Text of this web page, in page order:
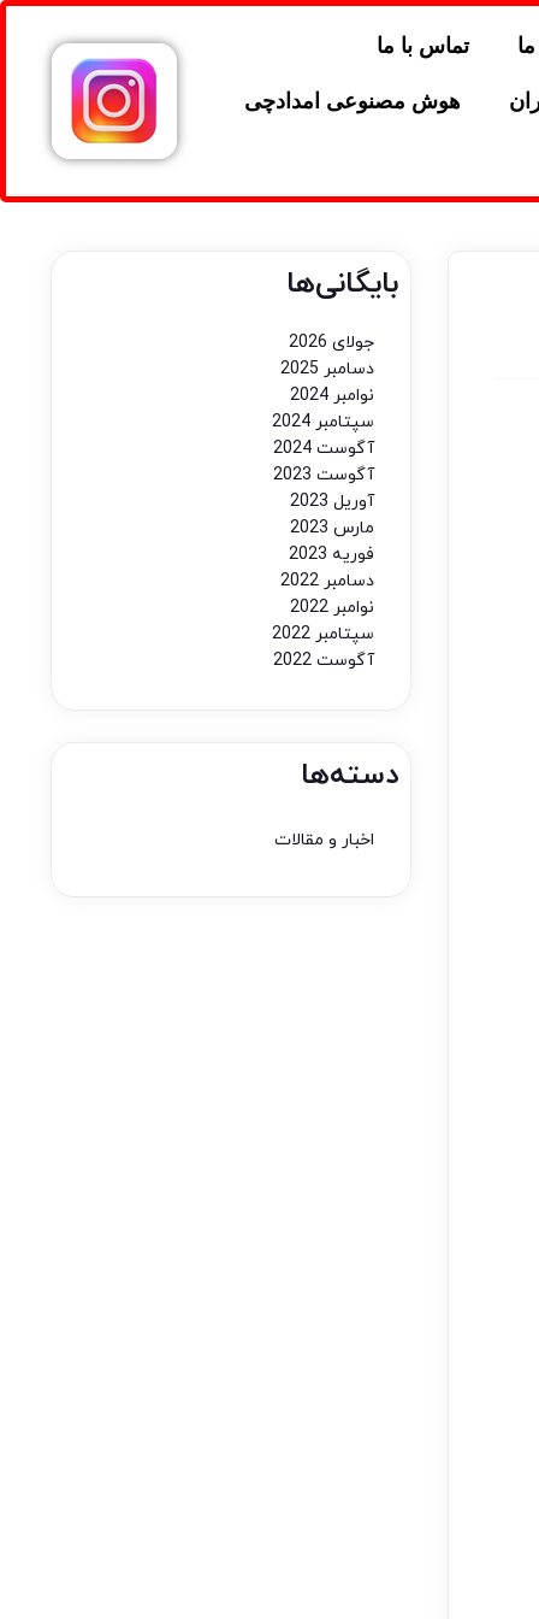
تماس با ما
هوش مصنوعی امدادچی
بایگانی‌ها
جولای 2026
دسامبر 2025
نوامبر 2024
سپتامبر 2024
آگوست 2024
آگوست 2023
آوریل 2023
مارس 2023
فوریه 2023
دسامبر 2022
نوامبر 2022
سپتامبر 2022
آگوست 2022
دسته‌ها
اخبار و مقالات